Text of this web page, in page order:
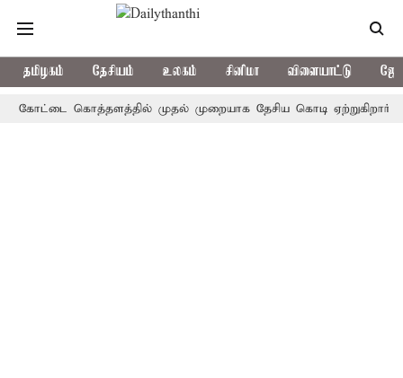
தமிழகம் தேசியம் உலகம் சினிமா விளையாட்டு
கொத்தளத்தில் முதல் முறையாக தேசிய கொடி ஏற்றுகிறார்,